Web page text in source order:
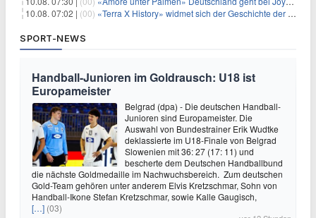
10.08. 07:02 | (00) «Terra X History» widmet sich der Geschichte der deutschen Vereine
SPORT-NEWS
Handball-Junioren im Goldrausch: U18 ist
Europameister
Belgrad (dpa) - Die deutschen Handball-
Junioren sind Europameister. Die
Auswahl von Bundestrainer Erik Wudtke
deklassierte im U18-Finale von Belgrad
Slowenien mit 36: 27 (17: 11) und
bescherte dem Deutschen Handballbund
die nächste Goldmedaille im Nachwuchsbereich. Zum deutschen
Gold-Team gehören unter anderem Elvis Kretzschmar, Sohn von
Handball-Ikone Stefan Kretzschmar, sowie Kalle Gaugisch,
[…] (03)